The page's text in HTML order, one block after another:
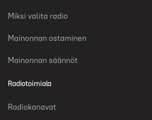
Miksi valita radio
Mainonnan ostaminen
Mainonnan säännöt
Radiotoimiala
Radiokanavat